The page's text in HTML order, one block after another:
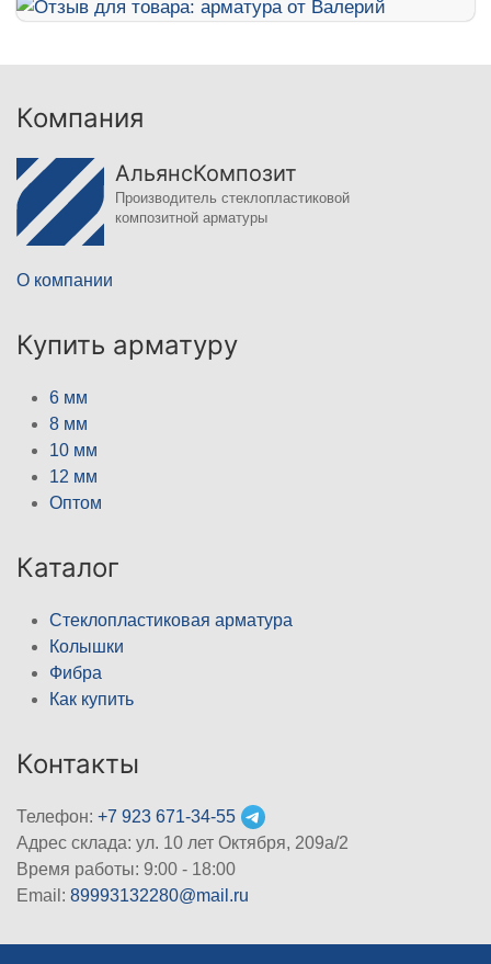
Компания
АльянсКомпозит
Производитель стеклопластиковой
композитной арматуры
О компании
Купить арматуру
6 мм
8 мм
10 мм
12 мм
Оптом
Каталог
Стеклопластиковая арматура
Колышки
Фибра
Как купить
Контакты
Телефон: +7 923 671-34-55
Адрес склада: ул. 10 лет Октября, 209а/2
Время работы: 9:00 - 18:00
Email: 89993132280@mail.ru